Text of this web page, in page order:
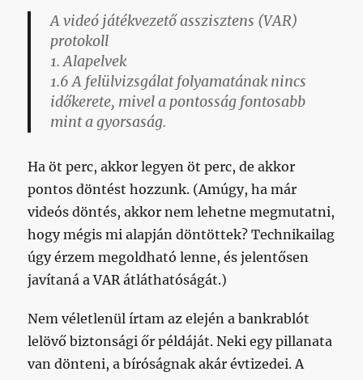
A videó játékvezető asszisztens (VAR)
protokoll
1. Alapelvek
1.6 A felülvizsgálat folyamatának nincs
időkerete, mivel a pontosság fontosabb
mint a gyorsaság.
Ha öt perc, akkor legyen öt perc, de akkor
pontos döntést hozzunk. (Amúgy, ha már
videós döntés, akkor nem lehetne megmutatni,
hogy mégis mi alapján döntöttek? Technikailag
úgy érzem megoldható lenne, és jelentősen
javítaná a VAR átláthatóságát.)
Nem véletlenül írtam az elején a bankrablót
lelövő biztonsági őr példáját. Neki egy pillanata
van dönteni, a bíróságnak akár évtizedei. A